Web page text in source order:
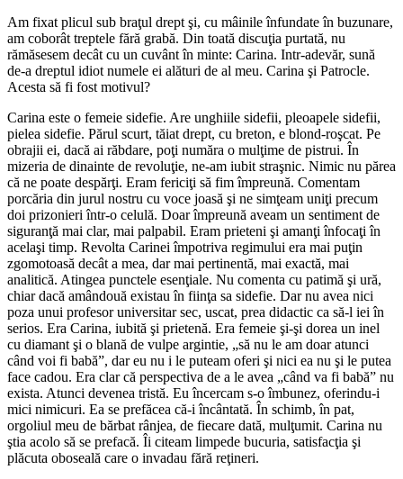
Am fixat plicul sub braţul drept şi, cu mâinile înfun­date în buzunare,
am coborât treptele fără grabă. Din toată discuţia purtată, nu
rămăsesem decât cu un cuvânt în minte: Carina. Intr-adevăr, sună
de-a dreptul idiot numele ei alături de al meu. Carina şi Patrocle.
Acesta să fi fost motivul?
Carina este o femeie sidefie. Are unghiile sidefii, pleoa­pele sidefii,
pielea sidefie. Părul scurt, tăiat drept, cu breton, e blond-roşcat. Pe
obrajii ei, dacă ai răbdare, poţi număra o mulţime de pistrui. În
mizeria de dinainte de revoluţie, ne-am iubit straşnic. Nimic nu părea
că ne poate despărţi. Eram fericiţi să fim împreună. Comentam
porcă­ria din jurul nostru cu voce joasă şi ne simţeam uniţi precum
doi prizonieri într-o celulă. Doar împreună aveam un sentiment de
siguranţă mai clar, mai palpabil. Eram prieteni şi amanţi înfocaţi în
acelaşi timp. Revolta Carinei împotriva regimului era mai puţin
zgomotoasă decât a mea, dar mai pertinentă, mai exactă, mai
analitică. Atingea punctele esenţiale. Nu comenta cu patimă şi ură,
chiar dacă amândouă existau în fiinţa sa sidefie. Dar nu avea nici
poza unui profesor universitar sec, uscat, prea didactic ca să-l iei în
serios. Era Carina, iubită şi prietenă. Era femeie şi-şi dorea un inel
cu diamant şi o blană de vulpe argintie, „să nu le am doar atunci
când voi fi babă”, dar eu nu i le puteam oferi şi nici ea nu şi le putea
face cadou. Era clar că perspectiva de a le avea „când va fi babă” nu
exista. Atunci devenea tristă. Eu încercam s-o îmbunez, oferindu-i
mici nimicuri. Ea se prefăcea că-i încântată. În schimb, în pat,
orgoliul meu de bărbat rânjea, de fiecare dată, mulţumit. Carina nu
ştia acolo să se prefacă. Îi citeam limpede bucuria, satisfacţia şi
plăcuta oboseală care o invadau fără reţineri.